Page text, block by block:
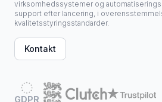
virksomhedssystemer og
support efter lancering, i
kvalitetsstyringsstandarder.
Kontakt
GDPR